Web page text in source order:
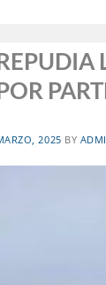
2025 BY